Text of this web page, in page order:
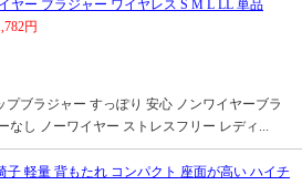
ヤー ブラジャー ワイヤレス S M L LL 単品
円
プブラジャー すっぽり 安心 ノンワイヤーブラ
なし ノーワイヤー ストレスフリー レディ...
子 軽量 背もたれ コンパクト 座面が高い ハイチ